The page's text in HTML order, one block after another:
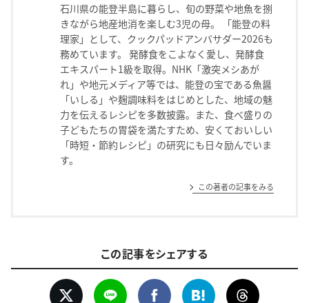
石川県の能登半島に暮らし、旬の野菜や地魚を捌
きながら地産地消を楽しむ3児の母。 「能登の料
理家」として、クックパッドアンバサダー2026も
務めています。 発酵食をこよなく愛し、発酵食
エキスパート1級を取得。NHK「激突メシあが
れ」や地元メディア等では、能登の宝である魚醤
「いしる」や麹調味料をはじめとした、地域の魅
力を伝えるレシピを多数披露。また、食べ盛りの
子どもたちの胃袋を満たすため、安くておいしい
「時短・節約レシピ」の研究にも日々励んでいま
す。
この著者の記事をみる
この記事をシェアする